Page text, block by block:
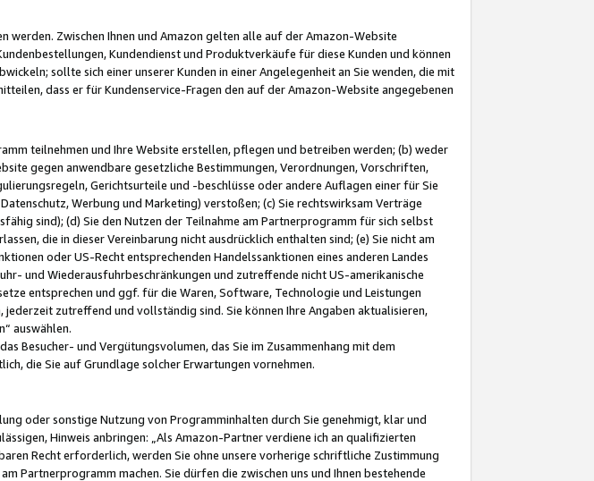
werden. Zwischen Ihnen und Amazon gelten alle auf der Amazon-Website
Kundendienst und Produktverkäufe für diese Kunden und können
sollte sich einer unserer Kunden in einer Angelegenheit an Sie wenden, die mit
dass er für Kundenservice-Fragen den auf der Amazon-Website angegebenen
teilnehmen und Ihre Website erstellen, pflegen und betreiben werden; (b) weder
gegen anwendbare gesetzliche Bestimmungen, Verordnungen, Vorschriften,
Gerichtsurteile und -beschlüsse oder andere Auflagen einer für Sie
Werbung und Marketing) verstoßen; (c) Sie rechtswirksam Verträge
sind); (d) Sie den Nutzen der Teilnahme am Partnerprogramm für sich selbst
die in dieser Vereinbarung nicht ausdrücklich enthalten sind; (e) Sie nicht am
oder US-Recht entsprechenden Handelssanktionen eines anderen Landes
und Wiederausfuhrbeschränkungen und zutreffende nicht US-amerikanische
entsprechen und ggf. für die Waren, Software, Technologie und Leistungen
zutreffend und vollständig sind. Sie können Ihre Angaben aktualisieren,
auswählen.
Besucher- und Vergütungsvolumen, das Sie im Zusammenhang mit dem
die Sie auf Grundlage solcher Erwartungen vornehmen.
oder sonstige Nutzung von Programminhalten durch Sie genehmigt, klar und
Hinweis anbringen: „Als Amazon-Partner verdiene ich an qualifizierten
Recht erforderlich, werden Sie ohne unsere vorherige schriftliche Zustimmung
Partnerprogramm machen. Sie dürfen die zwischen uns und Ihnen bestehende